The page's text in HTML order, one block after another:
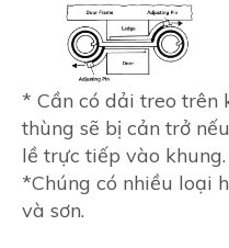
* Cần có dải treo trên
thùng sẽ bị cản trở
lề trực tiếp vào khung.
*Chúng có nhiều loại
và sơn.